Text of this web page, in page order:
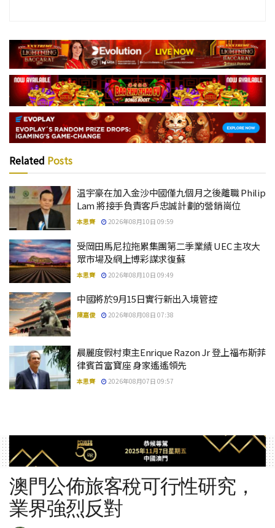
Related Posts
温宇豪在加入金沙中國僅九個月之後離職 Philip
Lam 將接手負責客戶忠誠計劃的營銷崗位
本思齊 2026年08月10日 09:59
受岡田馬尼拉拖累集團第二季業績 UEC 主攻大
眾市場及網上博彩謀求復蘇
本思齊 2026年08月10日 09:49
中國將於9月15日實行新出入境管控
陳嘉俊 2026年08月08日 07:38
晨麗度假村東主Enrique Razon Jr 登上福布斯菲
律賓首富寶座 身家遙遙領先
本思齊 2026年08月07日 09:57
澳門公佈旅客稅可行性研究，
業界強烈反對